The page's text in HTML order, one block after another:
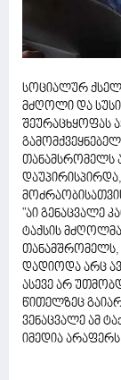
სოციალურ
მძღოლი და
შეურაცხყოფას
თანამსრომელს
"აი გენაცვალე
ტაქსის
დადიოდა არც
ასევე არ
წითელზეც
ვენაცვალე ამ
იმედია